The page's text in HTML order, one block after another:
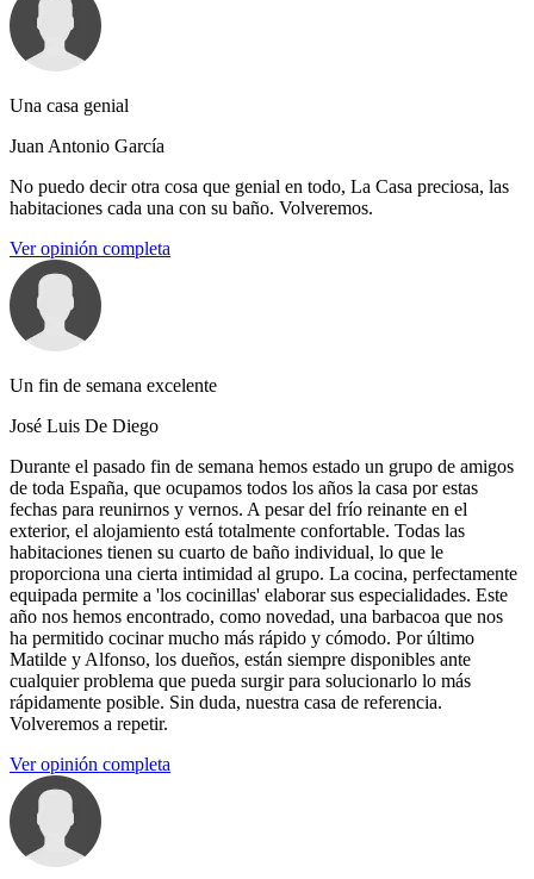
Una casa genial
Juan Antonio García
No puedo decir otra cosa que genial en todo, La Casa preciosa, las
habitaciones cada una con su baño. Volveremos.
Ver opinión completa
Un fin de semana excelente
José Luis De Diego
Durante el pasado fin de semana hemos estado un grupo de amigos
de toda España, que ocupamos todos los años la casa por estas
fechas para reunirnos y vernos. A pesar del frío reinante en el
exterior, el alojamiento está totalmente confortable. Todas las
habitaciones tienen su cuarto de baño individual, lo que le
proporciona una cierta intimidad al grupo. La cocina, perfectamente
equipada permite a 'los cocinillas' elaborar sus especialidades. Este
año nos hemos encontrado, como novedad, una barbacoa que nos
ha permitido cocinar mucho más rápido y cómodo. Por último
Matilde y Alfonso, los dueños, están siempre disponibles ante
cualquier problema que pueda surgir para solucionarlo lo más
rápidamente posible. Sin duda, nuestra casa de referencia.
Volveremos a repetir.
Ver opinión completa